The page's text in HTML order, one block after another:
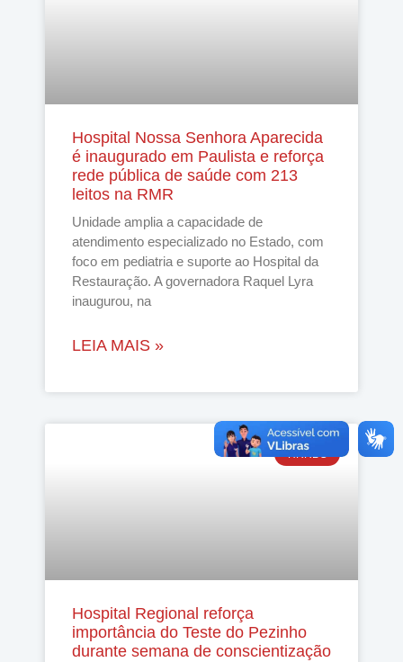
Hospital Nossa Senhora Aparecida
é inaugurado em Paulista e reforça
rede pública de saúde com 213
leitos na RMR
Unidade amplia a capacidade de
atendimento especializado no Estado, com
foco em pediatria e suporte ao Hospital da
Restauração. A governadora Raquel Lyra
inaugurou, na
LEIA MAIS »
HRRBC
Hospital Regional reforça
importância do Teste do Pezinho
durante semana de conscientização